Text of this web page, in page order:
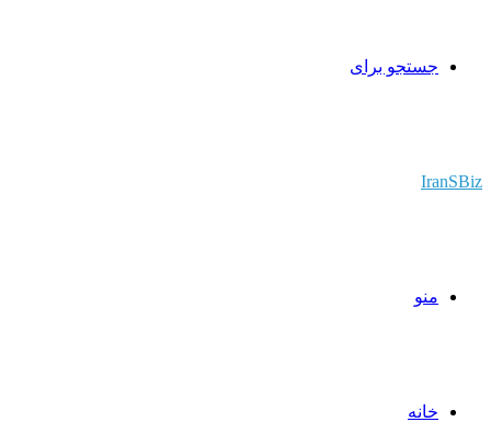
جستجو برای
IranSBiz
منو
خانه